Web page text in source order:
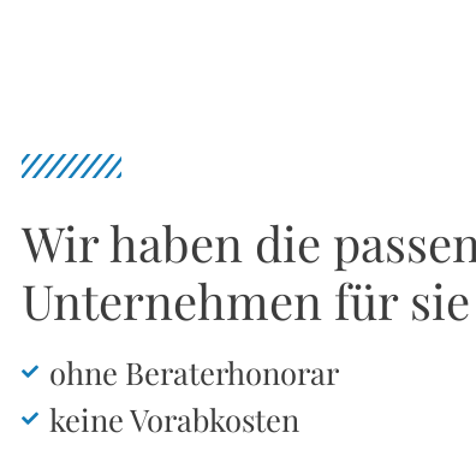
Wir haben die
Unternehmen für sie
ohne Beraterhonorar
keine Vorabkosten